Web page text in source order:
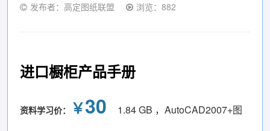
发布者：高定图纸联盟 浏览：882
进口橱柜产品手册
资料学习价： ￥30 1.84 GB ，AutoCAD2007+图